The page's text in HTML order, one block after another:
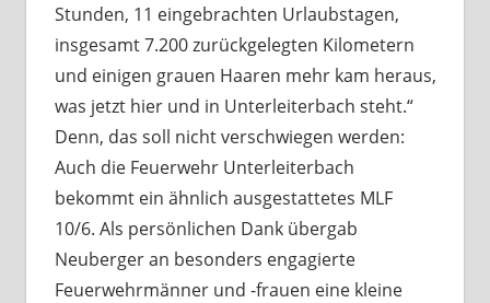
Stunden, 11 eingebrachten Urlaubstagen,
insgesamt 7.200 zurückgelegten Kilometern
und einigen grauen Haaren mehr kam heraus,
was jetzt hier und in Unterleiterbach steht.“
Denn, das soll nicht verschwiegen werden:
Auch die Feuerwehr Unterleiterbach
bekommt ein ähnlich ausgestattetes MLF
10/6. Als persönlichen Dank übergab
Neuberger an besonders engagierte
Feuerwehrmänner und -frauen eine kleine